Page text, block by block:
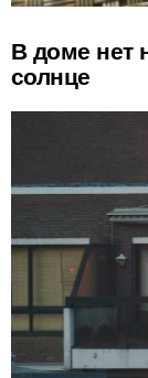
В доме нет
солнце